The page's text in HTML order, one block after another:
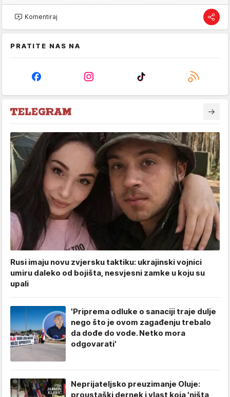
Komentiraj
PRATITE NAS NA
Rusi imaju novu zvjersku taktiku: ukrajinski vojnici
umiru daleko od bojišta, nesvjesni zamke u koju su
upali
'Priprema odluke o sanaciji traje dulje
nego što je ovom zagađenju trebalo
da dođe do vode. Netko mora
odgovarati'
Neprijateljsko preuzimanje Oluje:
proustaški dernek i vlast koja 'ništa